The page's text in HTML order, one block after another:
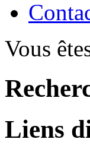
Vous
Liens